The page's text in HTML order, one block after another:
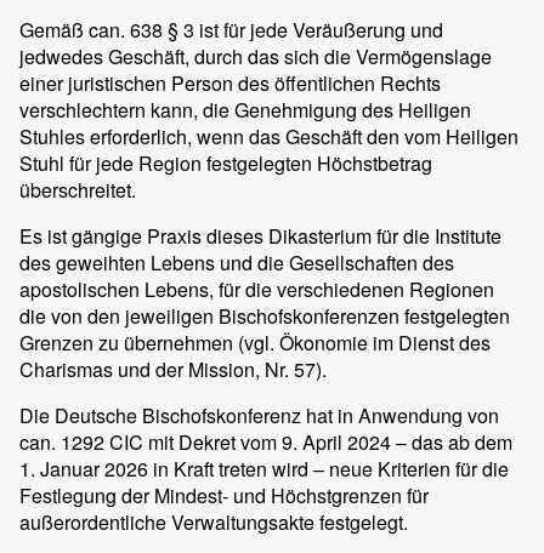
Gemäß can. 638 § 3 ist für jede Veräußerung und
jedwedes Geschäft, durch das sich die Vermögenslage
einer juristischen Person des öffentlichen Rechts
verschlechtern kann, die Genehmigung des Heiligen
Stuhles erforderlich, wenn das Geschäft den vom Heiligen
Stuhl für jede Region festgelegten Höchstbetrag
überschreitet.
Es ist gängige Praxis dieses Dikasterium für die Institute
des geweihten Lebens und die Gesellschaften des
apostolischen Lebens, für die verschiedenen Regionen
die von den jeweiligen Bischofskonferenzen festgelegten
Grenzen zu übernehmen (vgl. Ökonomie im Dienst des
Charismas und der Mission, Nr. 57).
Die Deutsche Bischofskonferenz hat in Anwendung von
can. 1292 CIC mit Dekret vom 9. April 2024 – das ab dem
1. Januar 2026 in Kraft treten wird – neue Kriterien für die
Festlegung der Mindest- und Höchstgrenzen für
außerordentliche Verwaltungsakte festgelegt.